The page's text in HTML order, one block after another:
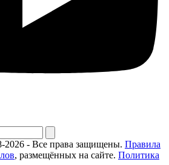
- Все права защищены. Правила
, размещённых на сайте. Политика